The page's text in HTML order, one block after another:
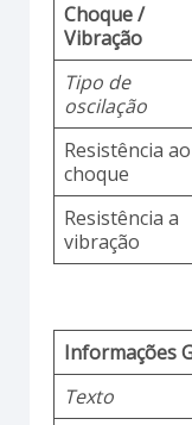
Choque /
Vibração
Tipo de
oscilação
Resistência ao
choque
Resistência a
vibração
Informações
Texto